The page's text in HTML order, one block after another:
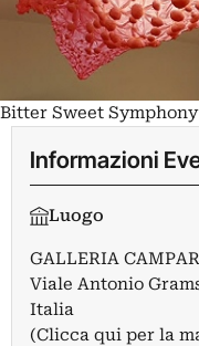
Bitter Sweet Symphony
Informazioni
Luogo
GALLERIA
Viale Antonio
Italia
(Clicca qui per la